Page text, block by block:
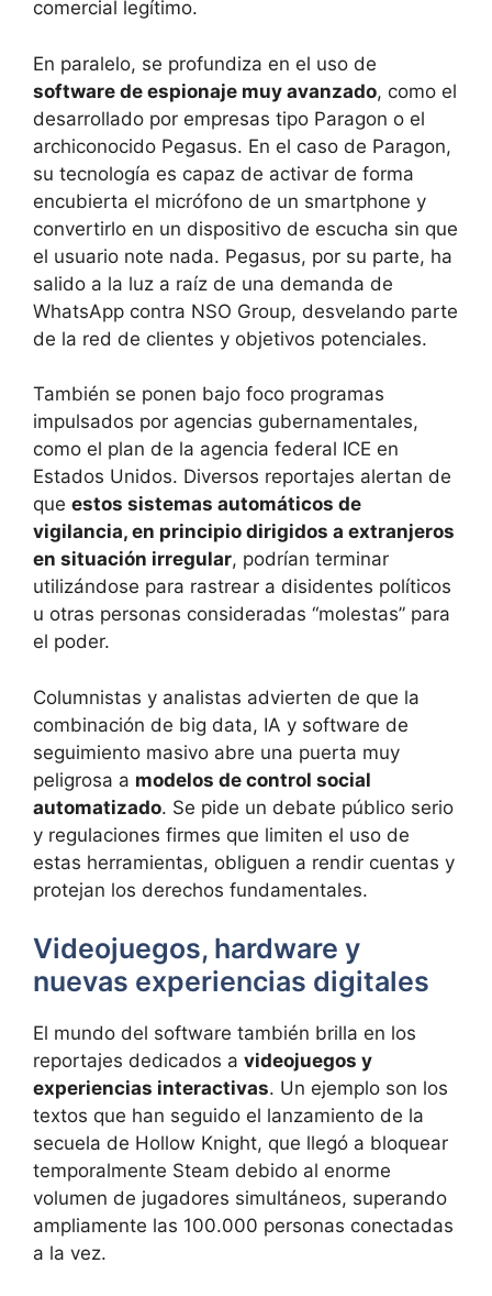
comercial legítimo.
En paralelo, se profundiza en el uso de
software de espionaje muy avanzado, como el
desarrollado por empresas tipo Paragon o el
archiconocido Pegasus. En el caso de Paragon,
su tecnología es capaz de activar de forma
encubierta el micrófono de un smartphone y
convertirlo en un dispositivo de escucha sin que
el usuario note nada. Pegasus, por su parte, ha
salido a la luz a raíz de una demanda de
WhatsApp contra NSO Group, desvelando parte
de la red de clientes y objetivos potenciales.
También se ponen bajo foco programas
impulsados por agencias gubernamentales,
como el plan de la agencia federal ICE en
Estados Unidos. Diversos reportajes alertan de
que estos sistemas automáticos de
vigilancia, en principio dirigidos a extranjeros
en situación irregular, podrían terminar
utilizándose para rastrear a disidentes políticos
u otras personas consideradas “molestas” para
el poder.
Columnistas y analistas advierten de que la
combinación de big data, IA y software de
seguimiento masivo abre una puerta muy
peligrosa a modelos de control social
automatizado. Se pide un debate público serio
y regulaciones firmes que limiten el uso de
estas herramientas, obliguen a rendir cuentas y
protejan los derechos fundamentales.
Videojuegos, hardware y
nuevas experiencias digitales
El mundo del software también brilla en los
reportajes dedicados a videojuegos y
experiencias interactivas. Un ejemplo son los
textos que han seguido el lanzamiento de la
secuela de Hollow Knight, que llegó a bloquear
temporalmente Steam debido al enorme
volumen de jugadores simultáneos, superando
ampliamente las 100.000 personas conectadas
a la vez.